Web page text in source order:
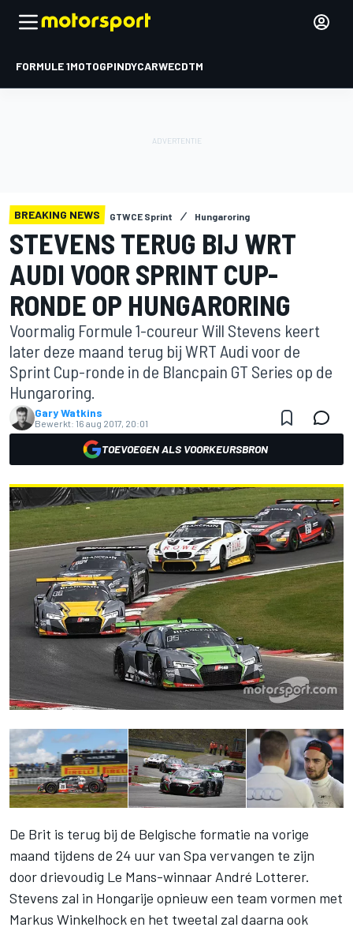
FORMULE 1MOTOGPINDYCARWECDTM
BREAKING NEWS GTWCE Sprint Hungaroring
STEVENS TERUG BIJ WRT
AUDI VOOR SPRINT CUP-
RONDE OP HUNGARORING
Voormalig Formule 1-coureur Will Stevens keert
later deze maand terug bij WRT Audi voor de
Sprint Cup-ronde in de Blancpain GT Series op de
Hungaroring.
Gary Watkins
Bewerkt: 16 aug 2017, 20:01
TOEVOEGEN ALS VOORKEURSBRON
De Brit is terug bij de Belgische formatie na vorige
maand tijdens de 24 uur van Spa vervangen te zijn
door drievoudig Le Mans-winnaar André Lotterer.
Stevens zal in Hongarije opnieuw een team vormen met
Markus Winkelhock en het tweetal zal daarna ook